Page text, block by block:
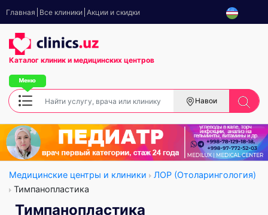
Главная Все клиники Акции и скидки
Каталог клиник и медицинских центров
Навои
Медицинские центры и клиники
ЛОР (Отоларингология)
Тимпанопластика
Тимпанопластика